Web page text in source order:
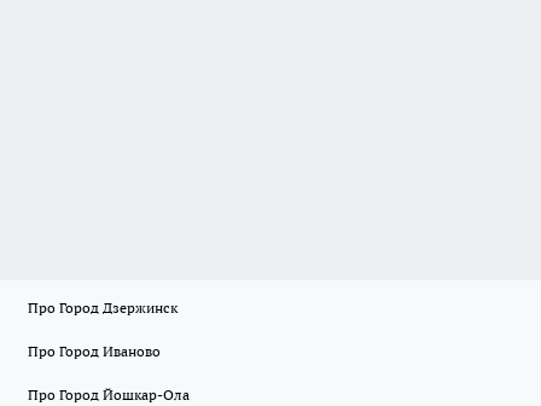
Про Город Дзержинск
Про Город Иваново
Про Город Йошкар-Ола